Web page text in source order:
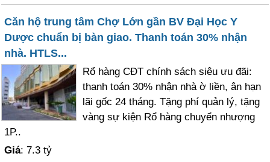
Căn hộ trung tâm Chợ Lớn gần BV Đại Học Y
Dược chuẩn bị bàn giao. Thanh toán 30% nhận
nhà. HTLS...
Rổ hàng CĐT chính sách siêu ưu đãi:
thanh toán 30% nhận nhà ờ liền, ân hạn
lãi gốc 24 tháng. Tặng phí quản lý, tặng
vàng sự kiện Rổ hàng chuyển nhượng
1P..
Giá: 7.3 tỷ